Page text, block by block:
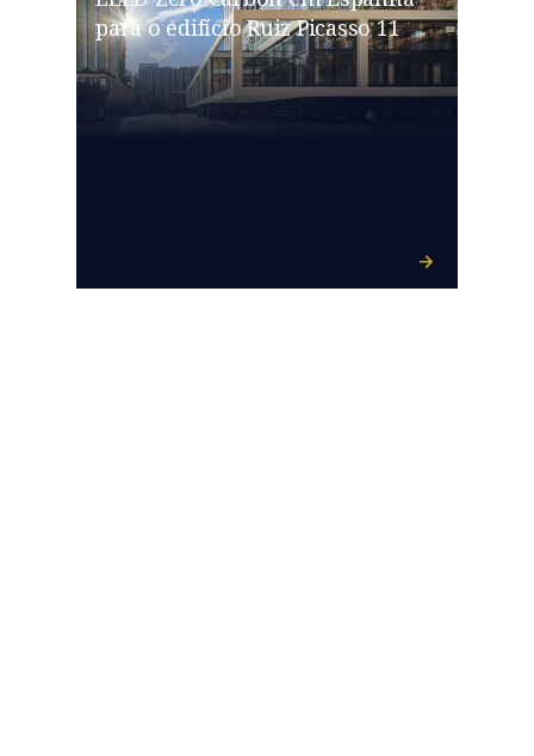
para o edifício Ruiz Picasso 11